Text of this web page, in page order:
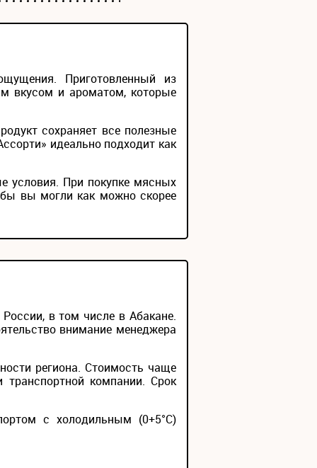
Приготовленный из
вкусом и ароматом, которые
сохраняет все полезные
идеально подходит как
условия. При покупке мясных
вы могли как можно скорее
в том числе в Абакане.
внимание менеджера
региона. Стоимость чаще
компании. Срок
с холодильным (0+5°С)